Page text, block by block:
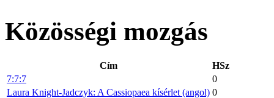
Közösségi mozgás
Cím
HSz
7:7:7
0
Laura Knight-Jadczyk: A Cassiopaea kísérlet (angol) 0